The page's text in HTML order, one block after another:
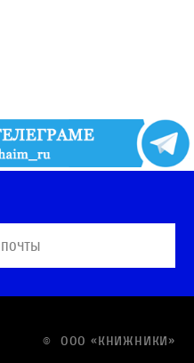
© OOO «КНИЖНИКИ»